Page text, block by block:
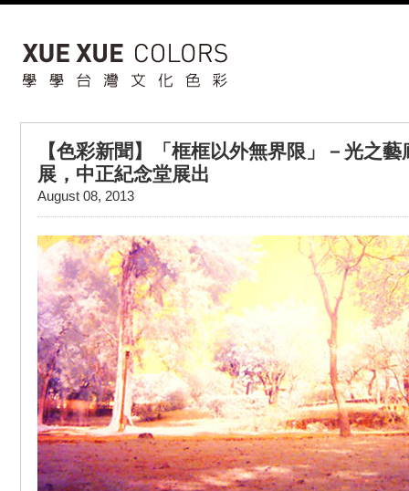
【色彩新聞】「框框以外無界限」－光之
展，中正紀念堂展出
August 08, 2013